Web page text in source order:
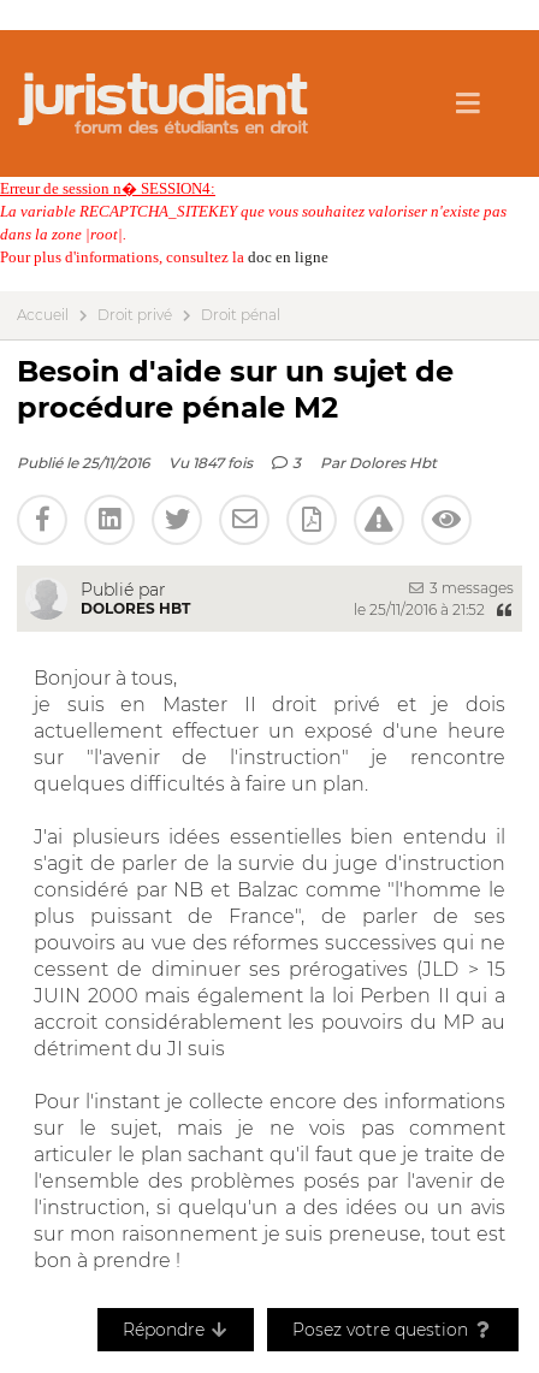
Erreur de session n� SESSION4:
La variable RECAPTCHA_SITEKEY que vous souhaitez valoriser n'existe pas
dans la zone |root|.
Pour plus d'informations, consultez la doc en ligne
Accueil Droit privé Droit pénal
Besoin d'aide sur un sujet de
procédure pénale M2
Publié le 25/11/2016 Vu 1847 fois 3 Par Dolores Hbt
Publié par
DOLORES HBT
3 messages
le 25/11/2016 à 21:52
Bonjour à tous,
je suis en Master II droit privé et je dois
actuellement effectuer un exposé d'une heure
sur "l'avenir de l'instruction" je rencontre
quelques difficultés à faire un plan.
J'ai plusieurs idées essentielles bien entendu il
s'agit de parler de la survie du juge d'instruction
considéré par NB et Balzac comme "l'homme le
plus puissant de France", de parler de ses
pouvoirs au vue des réformes successives qui ne
cessent de diminuer ses prérogatives (JLD > 15
JUIN 2000 mais également la loi Perben II qui a
accroit considérablement les pouvoirs du MP au
détriment du JI suis
Pour l'instant je collecte encore des informations
sur le sujet, mais je ne vois pas comment
articuler le plan sachant qu'il faut que je traite de
l'ensemble des problèmes posés par l'avenir de
l'instruction, si quelqu'un a des idées ou un avis
sur mon raisonnement je suis preneuse, tout est
bon à prendre !
Répondre Posez votre question